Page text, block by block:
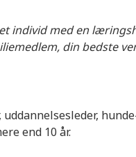
individ med en
din bedste
end 10 år.